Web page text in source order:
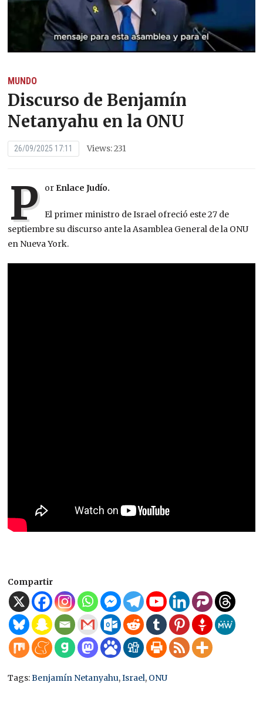
MUNDO
Discurso de Benjamín
Netanyahu en la ONU
26/09/2025 17:11 Views: 231
P or Enlace Judío.
El primer ministro de Israel ofreció este 27 de
septiembre su discurso ante la Asamblea General de la ONU
en Nueva York.
Compartir
Tags:Benjamín Netanyahu,Israel, ONU